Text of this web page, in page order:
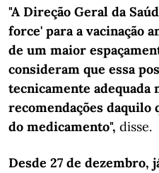
"A Direção Geral da
force' para a vacinação
de um maior
consideram que essa
tecnicamente adequada
recomendações daquilo
do medicamento", disse.
Desde 27 de dezembro,